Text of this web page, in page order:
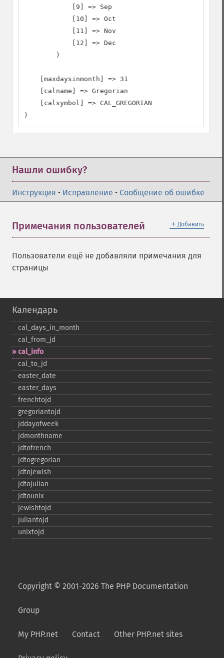
            [9] => Sep
            [10] => Oct
            [11] => Nov
            [12] => Dec
        )
    [maxdaysinmonth] => 31
    [calname] => Gregorian
    [calsymbol] => CAL_GREGORIAN
)
Нашли ошибку?
Инструкция • Исправление • Сообщение об ошибке
＋ Добавить
Примечания пользователей
Пользователи ещё не добавляли примечания для
страницы
Календарь
cal_​days_​in_​month
cal_​from_​jd
cal_​info
cal_​to_​jd
easter_​date
easter_​days
frenchtojd
gregoriantojd
jddayofweek
jdmonthname
jdtofrench
jdtogregorian
jdtojewish
jdtojulian
jdtounix
jewishtojd
juliantojd
unixtojd
Copyright © 2001-2026 The PHP Documentation
Group
My PHP.net Contact Other PHP.net sites